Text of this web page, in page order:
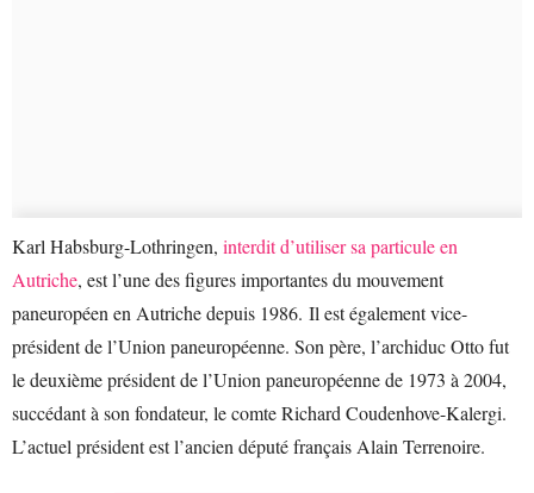
Karl Habsburg-Lothringen, interdit d’utiliser sa particule en
Autriche, est l’une des figures importantes du mouvement
paneuropéen en Autriche depuis 1986. Il est également vice-
président de l’Union paneuropéenne. Son père, l’archiduc Otto fut
le deuxième président de l’Union paneuropéenne de 1973 à 2004,
succédant à son fondateur, le comte Richard Coudenhove-Kalergi.
L’actuel président est l’ancien député français Alain Terrenoire.